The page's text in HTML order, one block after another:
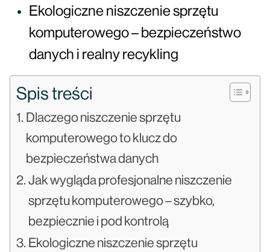
Ekologiczne niszczenie sprzętu
komputerowego – bezpieczeństwo
danych i realny recykling
Spis treści
Dlaczego niszczenie sprzętu
komputerowego to klucz do
bezpieczeństwa danych
Jak wygląda profesjonalne niszczenie
sprzętu komputerowego – szybko,
bezpiecznie i pod kontrolą
Ekologiczne niszczenie sprzętu